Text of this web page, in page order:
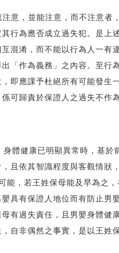
意，並能注意，而不注意者
行為應否成立過失犯。是上
混淆，而不能以行為人一有
「作為義務」之內容。至行
即應課予杜絕所有可能發生
可歸責於保證人之過失不作
體健康已明顯異常時，基於
且依其智識程度與客觀情狀
，若王姓保母能及早為之
具有保證人地位而有防止男
有過失責任，且男嬰身體健
自非偶然之事實，是以王姓